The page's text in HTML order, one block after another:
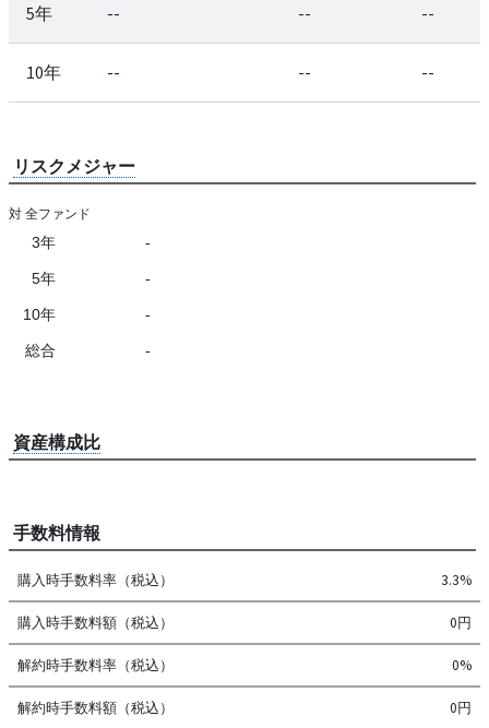
5年 -- -- --
10年 -- -- --
リスクメジャー
対 全ファンド
3年 -
5年 -
10年 -
総合 -
資産構成比
手数料情報
購入時手数料率（税込） 3.3%
購入時手数料額（税込） 0円
解約時手数料率（税込） 0%
解約時手数料額（税込） 0円